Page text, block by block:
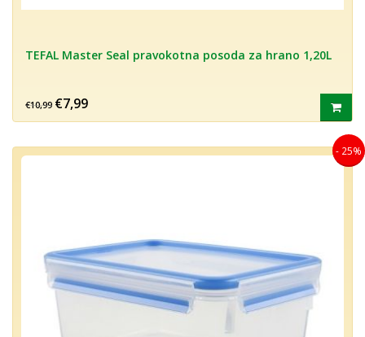
TEFAL Master Seal pravokotna posoda za hrano 1,20L
€10,99 €7,99
- 25%